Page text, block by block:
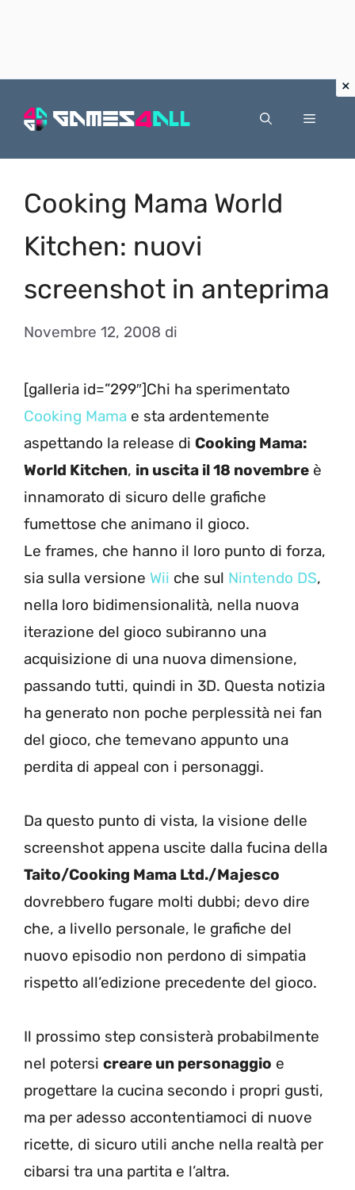
Menu
Cooking Mama World
Kitchen: nuovi
screenshot in anteprima
Novembre 12, 2008 di
[galleria id=”299″]Chi ha sperimentato
Cooking Mama e sta ardentemente
aspettando la release di Cooking Mama:
World Kitchen, in uscita il 18 novembre è
innamorato di sicuro delle grafiche
fumettose che animano il gioco.
Le frames, che hanno il loro punto di forza,
sia sulla versione Wii che sul Nintendo DS,
nella loro bidimensionalità, nella nuova
iterazione del gioco subiranno una
acquisizione di una nuova dimensione,
passando tutti, quindi in 3D. Questa notizia
ha generato non poche perplessità nei fan
del gioco, che temevano appunto una
perdita di appeal con i personaggi.
Da questo punto di vista, la visione delle
screenshot appena uscite dalla fucina della
Taito/Cooking Mama Ltd./Majesco
dovrebbero fugare molti dubbi; devo dire
che, a livello personale, le grafiche del
nuovo episodio non perdono di simpatia
rispetto all’edizione precedente del gioco.
Il prossimo step consisterà probabilmente
nel potersi creare un personaggio e
progettare la cucina secondo i propri gusti,
ma per adesso accontentiamoci di nuove
ricette, di sicuro utili anche nella realtà per
cibarsi tra una partita e l’altra.